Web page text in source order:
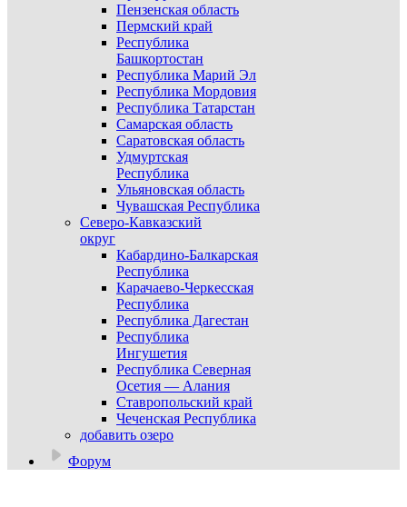
Пензенская область
Пермский край
Республика
Башкортостан
Республика Марий Эл
Республика Мордовия
Республика Татарстан
Самарская область
Саратовская область
Удмуртская
Республика
Ульяновская область
Чувашская Республика
Северо-Кавказский
округ
Кабардино-Балкарская
Республика
Карачаево-Черкесская
Республика
Республика Дагестан
Республика
Ингушетия
Республика Северная
Осетия — Алания
Ставропольский край
Чеченская Республика
добавить озеро
Форум